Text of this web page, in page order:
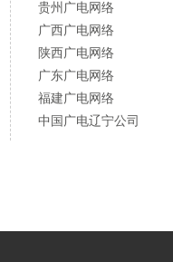
贵州广电网络
广西广电网络
陕西广电网络
广东广电网络
福建广电网络
中国广电辽宁公司